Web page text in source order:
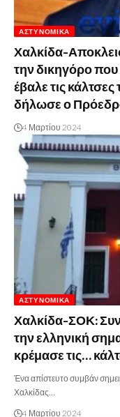
ΑΣΤΥΝΟΜΙΚΆ
Χαλκίδα-
την δικηγόρο που
έβαλε τις
δήλωσε ο
4 Μαρτίου 2024
ΑΣΤΥΝΟΜΙΚΆ
Χαλκίδα-ΣΟΚ:
την ελληνική
κρέμασε τις…
Ένα απίστευτο συμβάν
Χαλκίδας…
4 Μαρτίου 2024